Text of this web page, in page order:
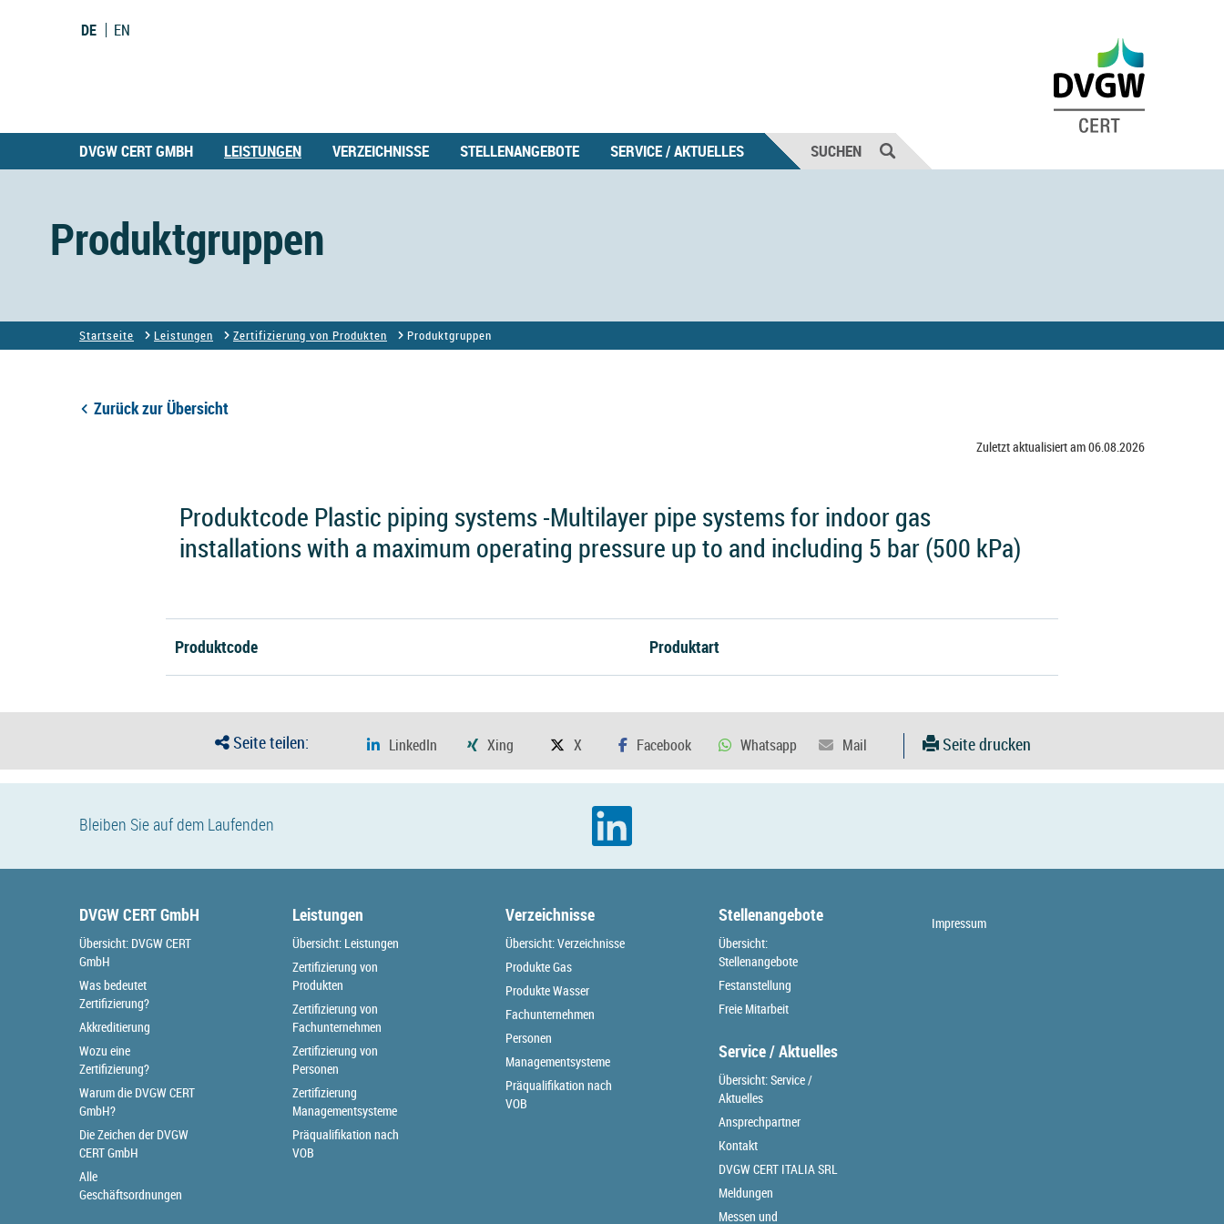
DE EN
DVGW CERT GMBH LEISTUNGEN VERZEICHNISSE STELLENANGEBOTE SERVICE / AKTUELLES SUCHEN
Produktgruppen
Startseite Leistungen Zertifizierung von Produkten Produktgruppen
Zurück zur Übersicht
Zuletzt aktualisiert am 06.08.2026
Produktcode Plastic piping systems -Multilayer pipe systems for indoor gas
installations with a maximum operating pressure up to and including 5 bar (500 kPa)
Produktcode Produktart
Seite teilen: Seite drucken
Bleiben Sie auf dem Laufenden
DVGW CERT GmbH
Übersicht: DVGW CERT
GmbH
Was bedeutet
Zertifizierung?
Akkreditierung
Wozu eine
Zertifizierung?
Warum die DVGW CERT
GmbH?
Die Zeichen der DVGW
CERT GmbH
Alle
Geschäftsordnungen
Leistungen
Übersicht: Leistungen
Zertifizierung von
Produkten
Zertifizierung von
Fachunternehmen
Zertifizierung von
Personen
Zertifizierung
Managementsysteme
Präqualifikation nach
VOB
Verzeichnisse
Übersicht: Verzeichnisse
Produkte Gas
Produkte Wasser
Fachunternehmen
Personen
Managementsysteme
Präqualifikation nach
VOB
Stellenangebote
Übersicht:
Stellenangebote
Festanstellung
Freie Mitarbeit
Service / Aktuelles
Übersicht: Service /
Aktuelles
Ansprechpartner
Kontakt
DVGW CERT ITALIA SRL
Meldungen
Messen und
Impressum